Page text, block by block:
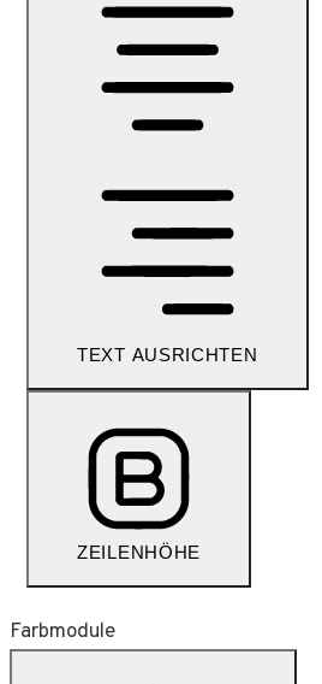
TEXT AUSRICHTEN
ZEILENHÖHE
Farbmodule